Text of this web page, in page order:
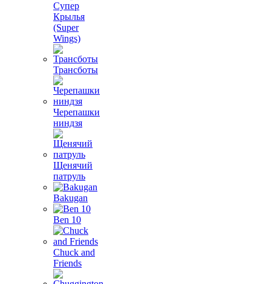
Супер
Крылья
(Super
Wings)
Трансботы
Черепашки
ниндзя
Щенячий
патруль
Bakugan
Ben 10
Chuck and
Friends